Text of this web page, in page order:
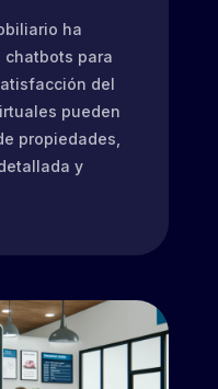
ha
para
del
pueden
propiedades,
y